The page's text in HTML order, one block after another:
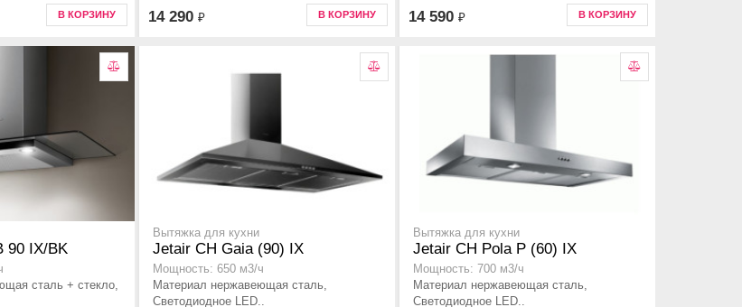
В КОРЗИНУ 14 290 ₽ В КОРЗИНУ 14 590 ₽ В КОРЗИНУ
90 IX/BK
сталь + стекло,
Вытяжка для кухни
Jetair CH Gaia (90) IX
Мощность: 650 м3/ч
Материал нержавеющая сталь,
Светодиодное LED..
Вытяжка для кухни
Jetair CH Pola P (60) IX
Мощность: 700 м3/ч
Материал нержавеющая сталь,
Светодиодное LED..